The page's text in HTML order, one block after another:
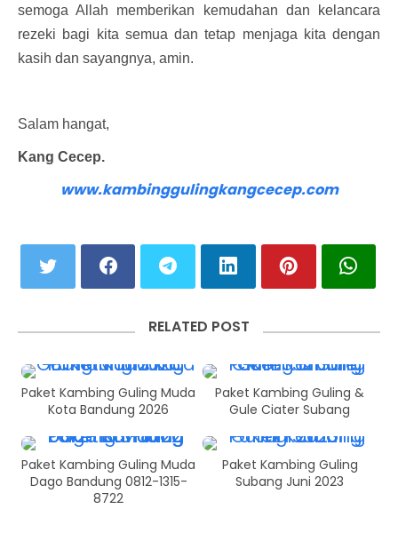
semoga Allah memberikan kemudahan dan kelancara
rezeki bagi kita semua dan tetap menjaga kita dengan
kasih dan sayangnya, amin.
Salam hangat,
Kang Cecep.
www.kambinggulingkangcecep.com
RELATED POST
Paket Kambing Guling Muda
Kota Bandung 2026
Paket Kambing Guling &
Gule Ciater Subang
Paket Kambing Guling Muda
Dago Bandung 0812-1315-
8722
Paket Kambing Guling
Subang Juni 2023